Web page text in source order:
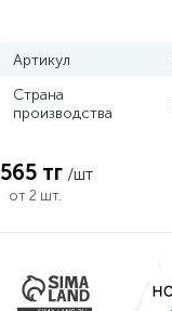
Артикул
Страна
производства
565 тг /шт
от 2 шт.